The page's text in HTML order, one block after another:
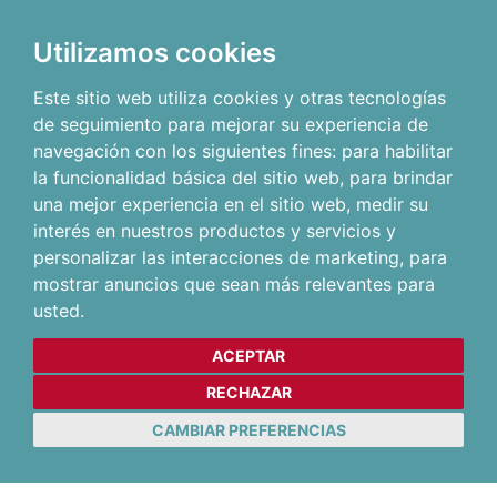
Utilizamos cookies
Este sitio web utiliza cookies y otras tecnologías
de seguimiento para mejorar su experiencia de
navegación con los siguientes fines: para habilitar
la funcionalidad básica del sitio web, para brindar
una mejor experiencia en el sitio web, medir su
interés en nuestros productos y servicios y
personalizar las interacciones de marketing, para
mostrar anuncios que sean más relevantes para
usted.
ACEPTAR
RECHAZAR
CAMBIAR PREFERENCIAS